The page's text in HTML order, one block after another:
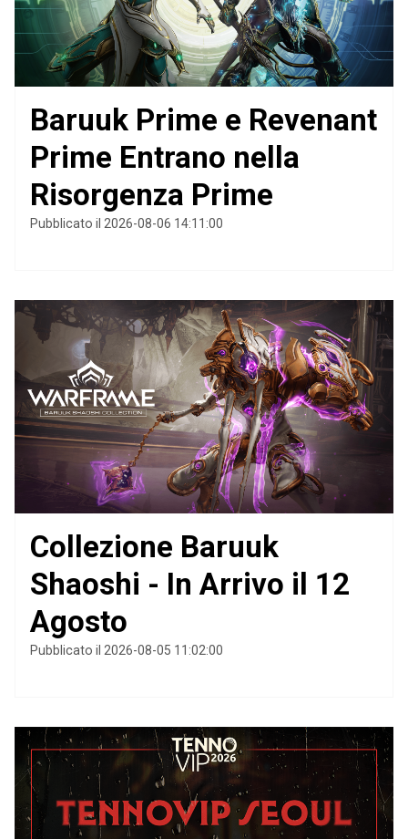
Baruuk Prime e Revenant
Prime Entrano nella
Risorgenza Prime
Pubblicato il 2026-08-06 14:11:00
Collezione Baruuk
Shaoshi - In Arrivo il 12
Agosto
Pubblicato il 2026-08-05 11:02:00